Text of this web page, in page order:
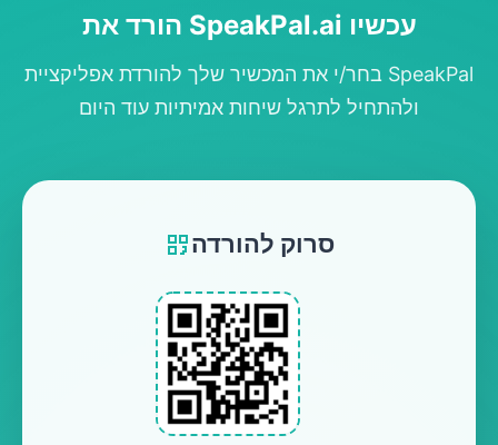
הורד את SpeakPal.ai עכשיו
בחר/י את המכשיר שלך להורדת אפליקציית SpeakPal
ולהתחיל לתרגל שיחות אמיתיות עוד היום
סרוק להורדה